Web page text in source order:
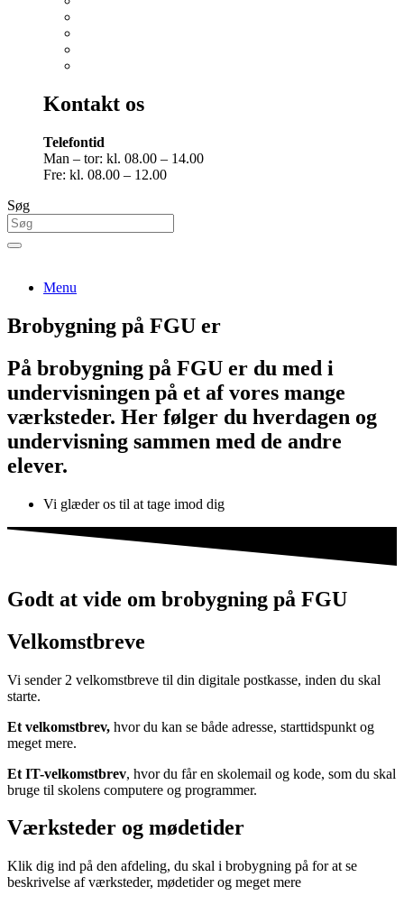
Kontakt os
Telefontid
Man – tor: kl. 08.00 – 14.00
Fre: kl. 08.00 – 12.00
Søg
Menu
Brobygning på FGU er
På brobygning på FGU er du med i
undervisningen på et af vores mange
værksteder. Her følger du hverdagen og
undervisning sammen med de andre
elever.
Vi glæder os til at tage imod dig
Godt at vide om brobygning på FGU
Velkomstbreve
Vi sender 2 velkomstbreve til din digitale postkasse, inden du skal
starte.
Et velkomstbrev, hvor du kan se både adresse, starttidspunkt og
meget mere.
Et IT-velkomstbrev, hvor du får en skolemail og kode, som du skal
bruge til skolens computere og programmer.
Værksteder og mødetider
Klik dig ind på den afdeling, du skal i brobygning på for at se
beskrivelse af værksteder, mødetider og meget mere